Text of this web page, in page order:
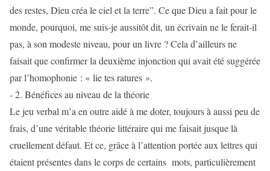
des restes, Dieu créa le ciel et la terre”. Ce que Dieu a fait pour le
monde, pourquoi, me suis-je aussitôt dit, un écrivain ne le ferait-il
pas, à son modeste niveau, pour un livre ? Cela d’ailleurs ne
faisait que confirmer la deuxième injonction qui avait été suggérée
par l’homophonie : « lie tes ratures ».
- 2. Bénéfices au niveau de la théorie
Le jeu verbal m’a en outre aidé à me doter, toujours à aussi peu de
frais, d’une véritable théorie littéraire qui me faisait jusque là
cruellement défaut. Et ce, grâce à l’attention portée aux lettres qui
étaient présentes dans le corps de certains mots, particulièrement